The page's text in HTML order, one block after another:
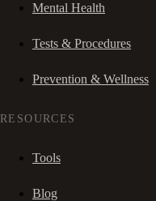
Mental Health
Tests & Procedures
Prevention & Wellness
RESOURCES
Tools
Blog